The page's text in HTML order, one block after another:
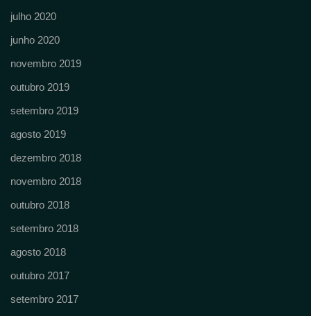
julho 2020
junho 2020
novembro 2019
outubro 2019
setembro 2019
agosto 2019
dezembro 2018
novembro 2018
outubro 2018
setembro 2018
agosto 2018
outubro 2017
setembro 2017